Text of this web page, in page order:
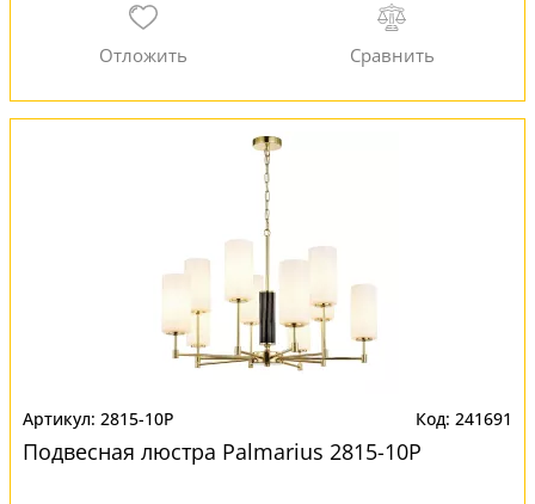
2815-10P 241691
Подвесная люстра Palmarius 2815-10P